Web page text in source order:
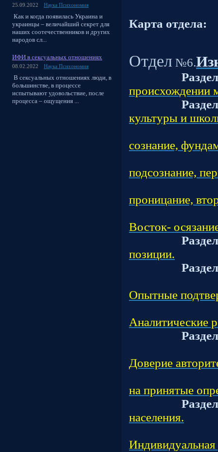
25.09.2022 Наука Психономия
Как и когда появилась Украина и
украинцы – величайший секрет для
наших соотечественников и других
народов сл...
ИФИ в сексуальных отношениях
08.02.2022 Наука Психономия
В сексуальных отношениях люди, в
большинстве, в процессе
испытывают удовольствие, после
процесса – ощущения ...
Карта отдела:
Отдел №6.
Раздел
происхождении
Раздел
культуры и
сознание,
подсознание,
проницание,
Восток-
Раздел
позиции.
Раздел
Опытные
Аналитические
Раздел
Доверие
на принятые
Раздел
населения.